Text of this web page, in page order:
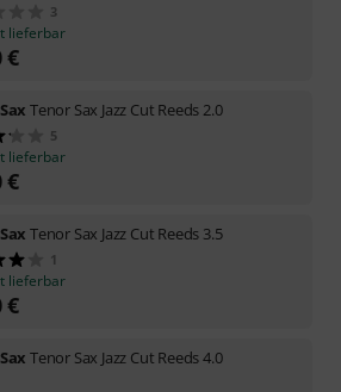
3
lieferbar
€
Tenor Sax Jazz Cut Reeds 2.0
5
lieferbar
€
Tenor Sax Jazz Cut Reeds 3.5
1
lieferbar
€
Tenor Sax Jazz Cut Reeds 4.0